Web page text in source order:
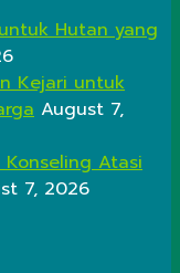
Hutan yang
Kejari untuk
August 7,
Konseling Atasi
7, 2026